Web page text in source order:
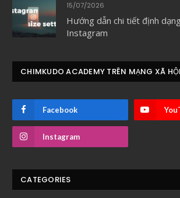
15/07/2026
Hướng dẫn chi tiết định
Instagram
CHIMKUDO ACADEMY TRÊN MẠNG XÃ HỘI
Facebook
Instagram
CATEGORIES